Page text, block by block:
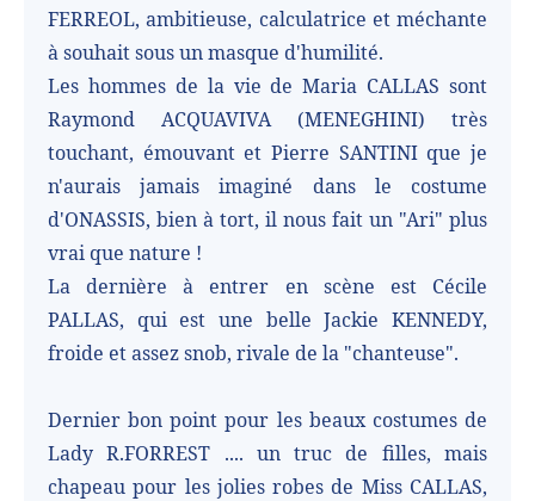
FERREOL, ambitieuse, calculatrice et méchante
à souhait sous un masque d'humilité.
Les hommes de la vie de Maria CALLAS sont
Raymond ACQUAVIVA (MENEGHINI) très
touchant, émouvant et Pierre SANTINI que je
n'aurais jamais imaginé dans le costume
d'ONASSIS, bien à tort, il nous fait un "Ari" plus
vrai que nature !
La dernière à entrer en scène est Cécile
PALLAS, qui est une belle Jackie KENNEDY,
froide et assez snob, rivale de la "chanteuse".
Dernier bon point pour les beaux costumes de
Lady R.FORREST .... un truc de filles, mais
chapeau pour les jolies robes de Miss CALLAS,